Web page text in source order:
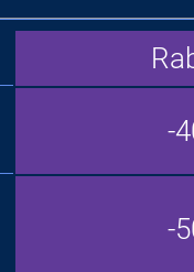
-
-